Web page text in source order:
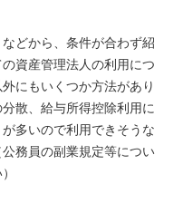
どから、条件が合わず紹
資産管理法人の利用につ
にもいくつか方法があり
散、給与所得控除利用に
多いので利用できそうな
務員の副業規定等につい